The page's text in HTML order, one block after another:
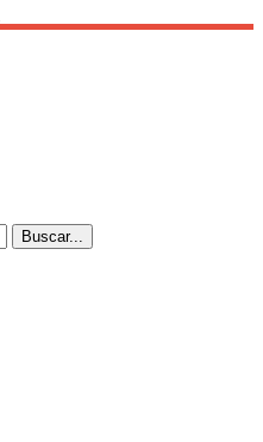
Buscar...